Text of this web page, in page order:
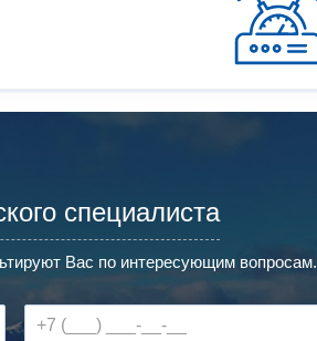
специалиста
Вас по интересующим вопросам.